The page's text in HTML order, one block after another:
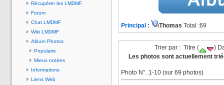
Récupérer les LMDMF
Forum
Chat LMDMF
Wiki LMDMF
Album Photos
Populaire
Mieux notées
Informations
Liens Web
Principal : Thomas Total :69
Trier par : Titre (
)
Les photos sont actuellement
Photo N°. 1-10 (sur 69 photos)